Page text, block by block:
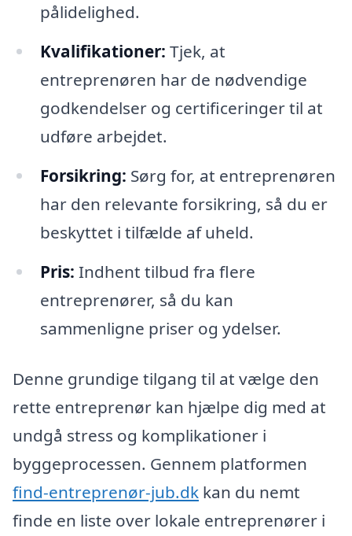
pålidelighed.
Kvalifikationer: Tjek, at
entreprenøren har de nødvendige
godkendelser og certificeringer til at
udføre arbejdet.
Forsikring: Sørg for, at entreprenøren
har den relevante forsikring, så du er
beskyttet i tilfælde af uheld.
Pris: Indhent tilbud fra flere
entreprenører, så du kan
sammenligne priser og ydelser.
Denne grundige tilgang til at vælge den
rette entreprenør kan hjælpe dig med at
undgå stress og komplikationer i
byggeprocessen. Gennem platformen
find-entreprenør-jub.dk kan du nemt
finde en liste over lokale entreprenører i